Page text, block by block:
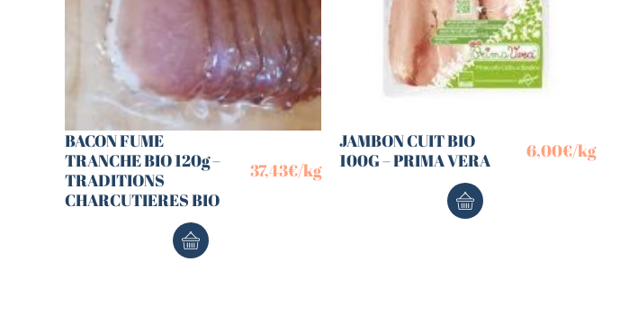
BACON FUME
TRANCHE BIO 120g –
TRADITIONS
CHARCUTIERES BIO
37,43€/kg
JAMBON CUIT BIO
100G – PRIMA VERA
6,00€/kg